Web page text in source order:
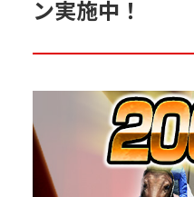
ン実施中！